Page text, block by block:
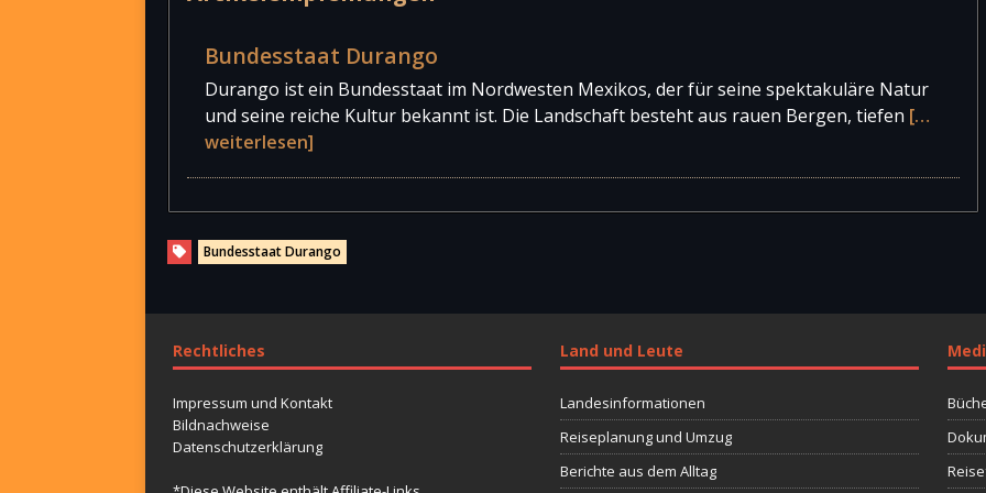
Kulturhaus Citibanamex - Palacio del Conde del Valle de Súchil
Museum für Grabkunst - Benigno Montoya
Bebeleche - interaktives Museum von Durango
Bergbaumuseum im Minentunnel
Bundesstaat Durango
Durango ist ein Bundesstaat im Nordwesten Mexikos, der für seine spektakuläre Natur
und seine reiche Kultur bekannt ist. Die Landschaft besteht aus rauen Bergen, tiefen […
weiterlesen]
Bundesstaat Durango
Rechtliches
Impressum und Kontakt
Bildnachweise
Datenschutzerklärung
Land und Leute
Landesinformationen
Reiseplanung und Umzug
Berichte aus dem Alltag